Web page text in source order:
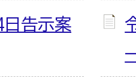
日告示案